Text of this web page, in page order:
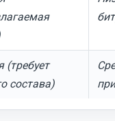
(требует
состава)